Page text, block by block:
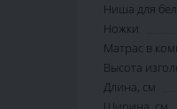
Ниша для
Ножки
Матрас в
Высота
Длина, см